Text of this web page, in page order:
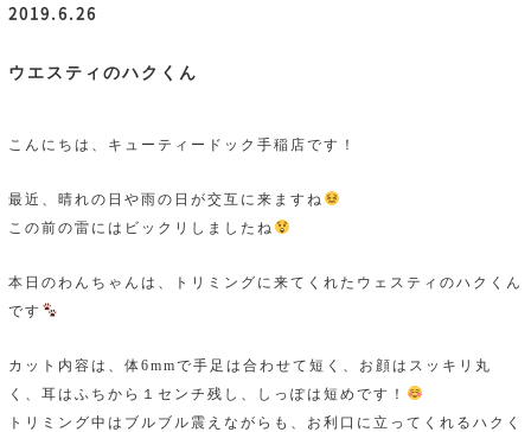
2019.6.26
ウエスティのハクくん
こんにちは、キューティードック手稲店です！
最近、晴れの日や雨の日が交互に来ますね
この前の雷にはビックリしましたね
本日のわんちゃんは、トリミングに来てくれたウェスティのハクくん
です
カット内容は、体6mmで手足は合わせて短く、お顔はスッキリ丸
く、耳はふちから１センチ残し、しっぽは短めです！
トリミング中はブルブル震えながらも、お利口に立ってくれるハクく